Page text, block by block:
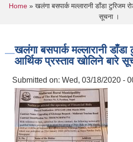
You are here
Home » खलंगा बसपार्क मल्लारानी डाँडा टुरिजम
सूचना ।
खलंगा बसपार्क मल्लारानी डाँडा
आर्थिक प्रस्ताव खोलिने बारे
Submitted on: Wed, 03/18/2020 -